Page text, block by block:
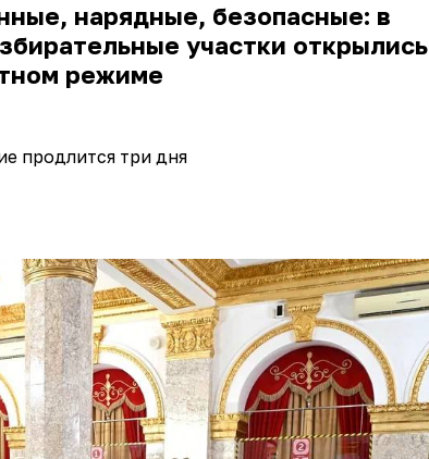
нарядные, безопасные: в
участки открылись
режиме
продлится три дня